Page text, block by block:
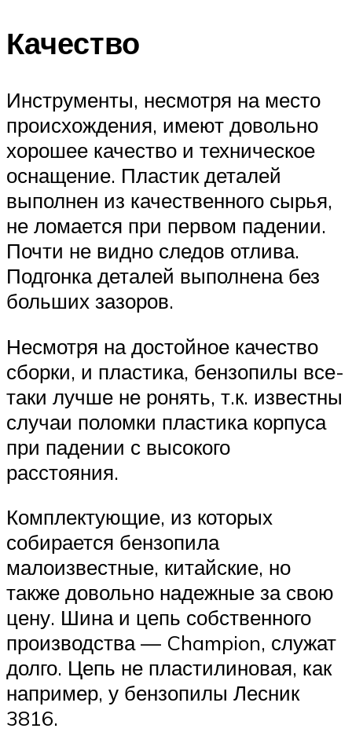
Качество
Инструменты, несмотря на место
происхождения, имеют довольно
хорошее качество и техническое
оснащение. Пластик деталей
выполнен из качественного сырья,
не ломается при первом падении.
Почти не видно следов отлива.
Подгонка деталей выполнена без
больших зазоров.
Несмотря на достойное качество
сборки, и пластика, бензопилы все-
таки лучше не ронять, т.к. известны
случаи поломки пластика корпуса
при падении с высокого
расстояния.
Комплектующие, из которых
собирается бензопила
малоизвестные, китайские, но
также довольно надежные за свою
цену. Шина и цепь собственного
производства — Champion, служат
долго. Цепь не пластилиновая, как
например, у бензопилы Лесник
3816.